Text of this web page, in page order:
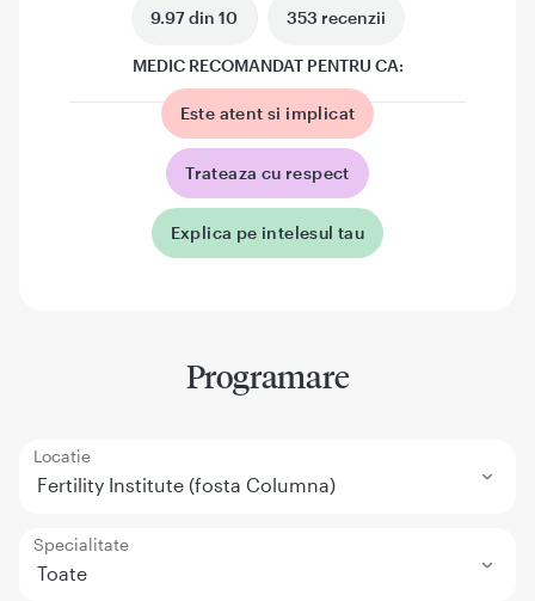
9.97 din 10 353 recenzii
MEDIC RECOMANDAT PENTRU CA:
Este atent si implicat
Trateaza cu respect
Explica pe intelesul tau
Programare
Locatie
Fertility Institute (fosta Columna)
Specialitate
Toate